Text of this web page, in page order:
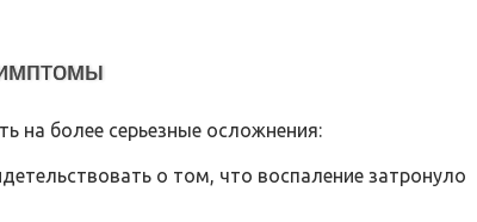
на более серьезные осложнения:
о том, что воспаление затронуло